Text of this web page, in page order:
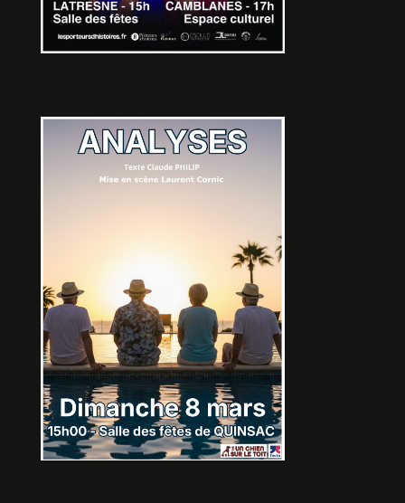
HANSEL ET GRETEL
De Guillaume Malagnoux